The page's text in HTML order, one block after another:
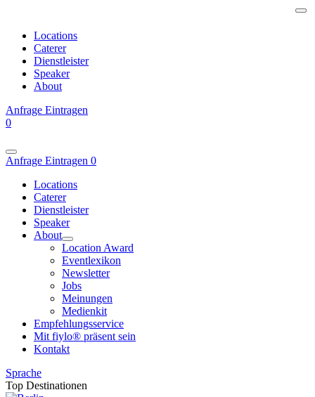
Locations
Caterer
Dienstleister
Speaker
About
Anfrage Eintragen
0
Anfrage Eintragen 0
Locations
Caterer
Dienstleister
Speaker
About
Location Award
Eventlexikon
Newsletter
Jobs
Meinungen
Medienkit
Empfehlungsservice
Mit fiylo® präsent sein
Kontakt
Sprache
Top Destinationen